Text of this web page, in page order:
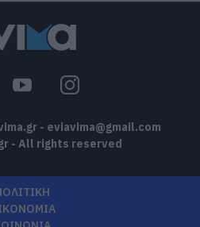
- eviavima@gmail.com
- All rights reserved